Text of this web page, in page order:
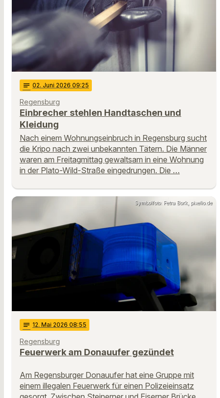
notes 02. Juni 2026 09:25
Regensburg
Einbrecher stehlen Handtaschen und
Kleidung
Nach einem Wohnungseinbruch in Regensburg sucht
die Kripo nach zwei unbekannten Tätern. Die Männer
waren am Freitagmittag gewaltsam in eine Wohnung
in der Plato-Wild-Straße eingedrungen. Die …
Symbolfoto: Petra Bork, pixelio.de
notes 12. Mai 2026 08:55
Regensburg
Feuerwerk am Donauufer gezündet
Am Regensburger Donauufer hat eine Gruppe mit
einem illegalen Feuerwerk für einen Polizeieinsatz